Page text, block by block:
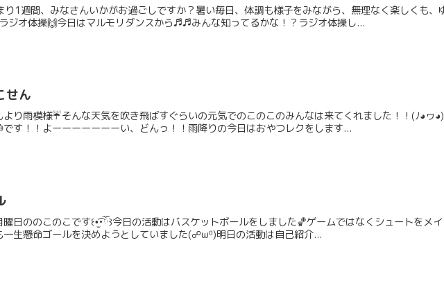
1週間、みなさんいかがお過ごしですか？暑い毎日、体調も様子をみながら、無理なく楽しくも、
ジオ体操🙌今日はマルモリダンスから♬♬みんな知ってるかな！？ラジオ体操し...
せん
り雨模様☔そんな天気を吹き飛ばすぐらいの元気でのこのこのみんなは来てくれました！！(ﾉ◕ヮ
す！！よーーーーーーーい、どんっ！！雨降りの今日はおやつレクをします...
日ののこのこです꒰•̫͡•ོ꒱今日の活動はバスケットボールをしました🏀ゲームではなくシュートをメ
一生懸命ゴールを決めようとしていました(☍ω⁰)明日の活動は自己紹介...